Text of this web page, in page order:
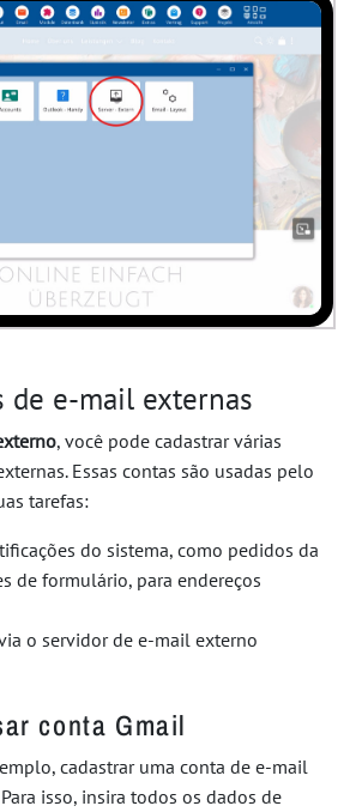
de e-mail externas
, você pode cadastrar várias
Essas contas são usadas pelo
tarefas:
do sistema, como pedidos da
de formulário, para endereços
o servidor de e-mail externo
conta Gmail
cadastrar uma conta de e-mail
Para isso, insira todos os dados de